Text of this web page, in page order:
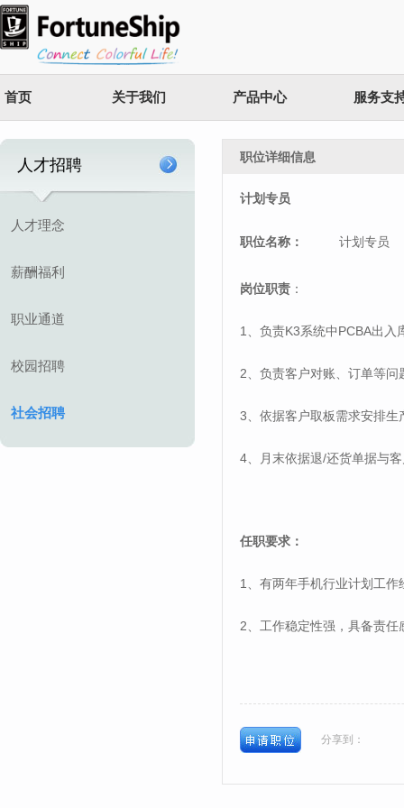
首页 关于我们 产品中心 服务支
人才招聘
人才理念
薪酬福利
职业通道
校园招聘
社会招聘
职位详细信息
计划专员
职位名称： 计划专员
岗位职责 ：
1 、负责K3系统中 PCBA出入
2、负责客户对账、订单等问
3、依据客户取板需求安排生
4、月末依据退/还货单据与
任职要求：
1 、有两年手机行业计划工作
2、工作稳定性强，具备责任
分享到：